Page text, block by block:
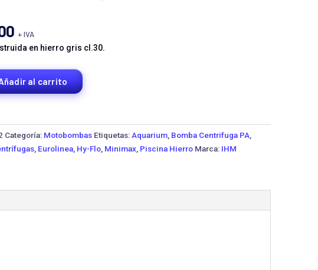
+ IVA
en hierro gris cl.30.
al carrito
Categoría: Motobombas Etiquetas: Aquarium, Bomba Centrifuga PA,
, Eurolinea, Hy-Flo, Minimax, Piscina Hierro Marca: IHM